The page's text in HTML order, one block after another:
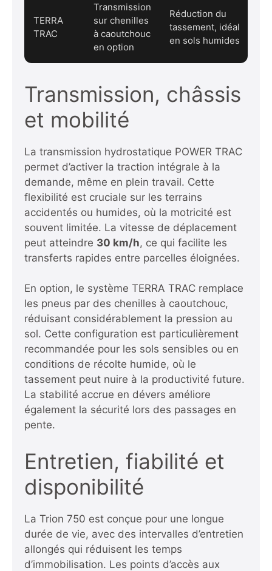
TERRA
TRAC
Transmission
sur chenilles
à caoutchouc
en option
Réduction du
tassement, idéal
en sols humides
Transmission, châssis
et mobilité
La transmission hydrostatique POWER TRAC
permet d’activer la traction intégrale à la
demande, même en plein travail. Cette
flexibilité est cruciale sur les terrains
accidentés ou humides, où la motricité est
souvent limitée. La vitesse de déplacement
peut atteindre 30 km/h, ce qui facilite les
transferts rapides entre parcelles éloignées.
En option, le système TERRA TRAC remplace
les pneus par des chenilles à caoutchouc,
réduisant considérablement la pression au
sol. Cette configuration est particulièrement
recommandée pour les sols sensibles ou en
conditions de récolte humide, où le
tassement peut nuire à la productivité future.
La stabilité accrue en dévers améliore
également la sécurité lors des passages en
pente.
Entretien, fiabilité et
disponibilité
La Trion 750 est conçue pour une longue
durée de vie, avec des intervalles d’entretien
allongés qui réduisent les temps
d’immobilisation. Les points d’accès aux